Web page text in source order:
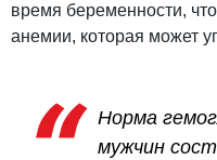
время беременности,
анемии, которая может
Норма
мужчин